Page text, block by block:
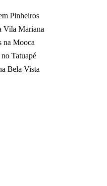
Pinheiros
Vila Mariana
na Mooca
Tatuapé
Bela Vista